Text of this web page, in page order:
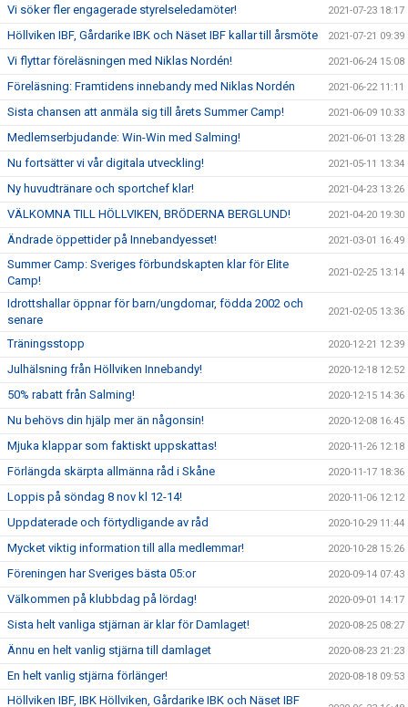
Vi söker fler engagerade styrelseledamöter! 2021-07-23 18:17
Höllviken IBF, Gårdarike IBK och Näset IBF kallar till årsmöte 2021-07-21 09:39
Vi flyttar föreläsningen med Niklas Nordén! 2021-06-24 15:08
Föreläsning: Framtidens innebandy med Niklas Nordén 2021-06-22 11:11
Sista chansen att anmäla sig till årets Summer Camp! 2021-06-09 10:33
Medlemserbjudande: Win-Win med Salming! 2021-06-01 13:28
Nu fortsätter vi vår digitala utveckling! 2021-05-11 13:34
Ny huvudtränare och sportchef klar! 2021-04-23 13:26
VÄLKOMNA TILL HÖLLVIKEN, BRÖDERNA BERGLUND! 2021-04-20 19:30
Ändrade öppettider på Innebandyesset! 2021-03-01 16:49
Summer Camp: Sveriges förbundskapten klar för Elite
Camp!
2021-02-25 13:14
Idrottshallar öppnar för barn/ungdomar, födda 2002 och
senare
2021-02-05 13:36
Träningsstopp 2020-12-21 12:39
Julhälsning från Höllviken Innebandy! 2020-12-18 12:52
50% rabatt från Salming! 2020-12-15 14:36
Nu behövs din hjälp mer än någonsin! 2020-12-08 16:45
Mjuka klappar som faktiskt uppskattas! 2020-11-26 12:18
Förlängda skärpta allmänna råd i Skåne 2020-11-17 18:36
Loppis på söndag 8 nov kl 12-14! 2020-11-06 12:12
Uppdaterade och förtydligande av råd 2020-10-29 11:44
Mycket viktig information till alla medlemmar! 2020-10-28 15:26
Föreningen har Sveriges bästa 05:or 2020-09-14 07:43
Välkommen på klubbdag på lördag! 2020-09-01 14:17
Sista helt vanliga stjärnan är klar för Damlaget! 2020-08-25 08:27
Ännu en helt vanlig stjärna till damlaget 2020-08-23 21:23
En helt vanlig stjärna förlänger! 2020-08-18 09:53
Höllviken IBF, IBK Höllviken, Gårdarike IBK och Näset IBF